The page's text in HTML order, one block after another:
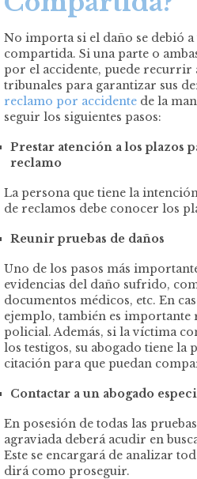
No importa si el daño se debió
compartida. Si una parte o
por el accidente, puede recurrir
tribunales para garantizar sus
reclamo por accidente de la
seguir los siguientes pasos:
Prestar atención a los plazos
reclamo
La persona que tiene la
de reclamos debe conocer los
Reunir pruebas de daños
Uno de los pasos más
evidencias del daño sufrido,
documentos médicos, etc. En
ejemplo, también es
policial. Además, si la víctima
los testigos, su abogado tiene la
citación para que puedan
Contactar a un abogado
En posesión de todas las
agraviada deberá acudir en
Este se encargará de analizar
dirá como proseguir.